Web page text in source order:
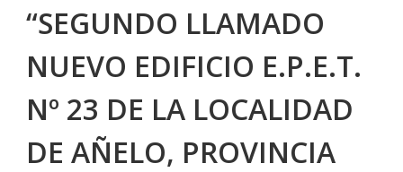
“SEGUNDO LLAMADO
NUEVO EDIFICIO E.P.E.T.
Nº 23 DE LA LOCALIDAD
DE AÑELO, PROVINCIA